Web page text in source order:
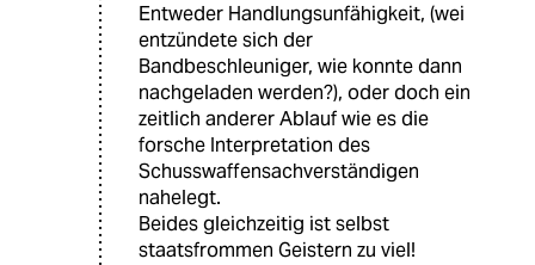
Entweder Handlungsunfähigkeit, (wei
entzündete sich der
Bandbeschleuniger, wie konnte dann
nachgeladen werden?), oder doch ein
zeitlich anderer Ablauf wie es die
forsche Interpretation des
Schusswaffensachverständigen
nahelegt.
Beides gleichzeitig ist selbst
staatsfrommen Geistern zu viel!